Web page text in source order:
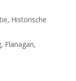
, Historische
, Flanagan,